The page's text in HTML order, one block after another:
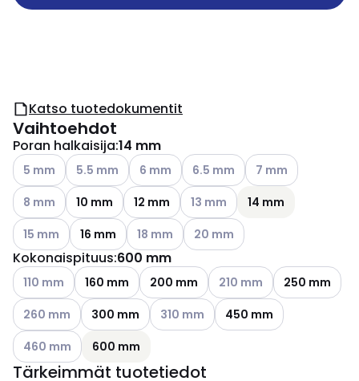
Katso tuotedokumentit
Vaihtoehdot
Poran halkaisija:14 mm
Katso käytettävissä olevat vaihtoehdot
5 mm Katso käytettävissä olevat vaihtoehdot
5.5 mm Katso käytettävissä olevat vaihtoehdot
6 mm Katso käytettävissä olevat
6.5 mm Katso
7 mm
Katso käytettävissä olevat vaihtoehdot
8 mm 10 mm 12 mm Katso käytettävissä olevat
13 mm
14 mm
Katso käytettävissä olevat vaihtoehdot
15 mm 16 mm Katso käytettävissä olevat vaihtoehdot
18 mm Katso käytettävissä olevat
20 mm
Kokonaispituus:600 mm
Katso käytettävissä olevat vaihtoehdot
110 mm 160 mm 200 mm Katso käytettävissä
210 mm
250 mm
Katso käytettävissä olevat vaihtoehdot
260 mm 300 mm Katso käytettävissä olevat
310 mm
450 mm
Katso käytettävissä olevat vaihtoehdot
460 mm 600 mm
Tärkeimmät tuotetiedot